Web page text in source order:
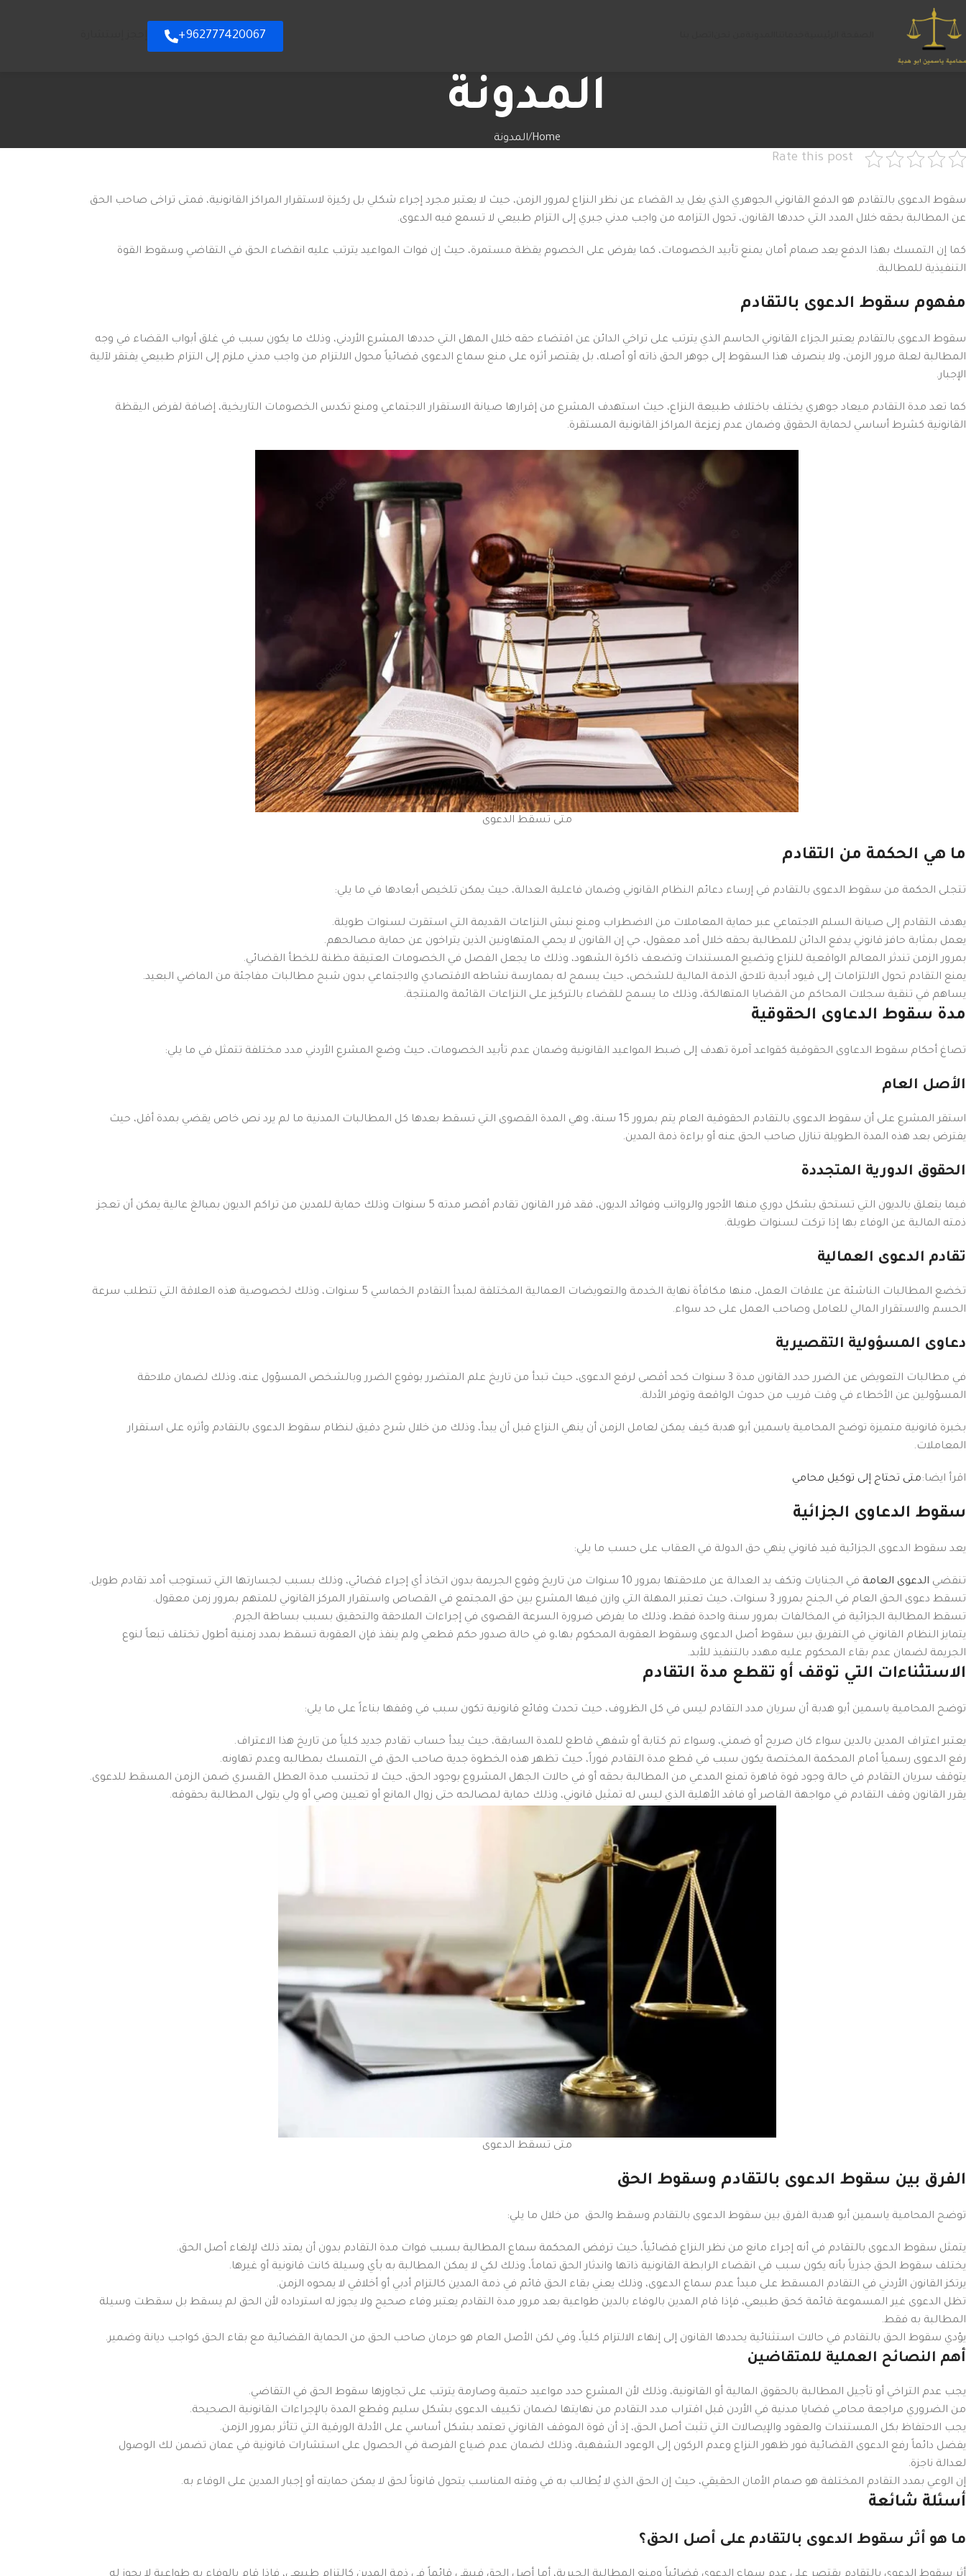
962777420067+
المدونة
Home المدونة
Rate this post
سقوط الدعوى بالتقادم هو الدفع القانوني الجوهري الذي يغل يد القضاء عن نظر النزاع لمرور الزمن، حيث لا يعتبر مجرد إجراء شكلي بل ركيزة لاستقرار المراكز القانونية، فمتى تراخى صاحب الحق
عن المطالبة بحقه خلال المدد التي حددها القانون، تحول التزامه من واجب مدني جبري إلى التزام طبيعي لا تسمع فيه الدعوى.
كما إن التمسك بهذا الدفع يعد صمام أمان يمنع تأبيد الخصومات، كما يفرض على الخصوم يقظة مستمرة، حيث إن فوات المواعيد يترتب عليه انقضاء الحق في التقاضي وسقوط القوة
التنفيذية للمطالبة.
مفهوم سقوط الدعوى بالتقادم
سقوط الدعوى بالتقادم يعتبر الجزاء القانوني الحاسم الذي يترتب على تراخي الدائن عن اقتضاء حقه خلال المهل التي حددها المشرع الأردني، وذلك ما يكون سبب في غلق أبواب القضاء في وجه
المطالبة لعلة مرور الزمن، ولا ينصرف هذا السقوط إلى جوهر الحق ذاته أو أصله، بل يقتصر أثره على منع سماع الدعوى قضائياً محول الالتزام من واجب مدني ملزم إلى التزام طبيعي يفتقر لآلية
الإجبار.
كما تعد مدة التقادم ميعاد جوهري يختلف باختلاف طبيعة النزاع، حيث استهدف المشرع من إقرارها صيانة الاستقرار الاجتماعي ومنع تكدس الخصومات التاريخية، إضافة لفرض اليقظة
القانونية كشرط أساسي لحماية الحقوق وضمان عدم زعزعة المراكز القانونية المستقرة.
متى تسقط الدعوى
ما هي الحكمة من التقادم
تتجلى الحكمة من سقوط الدعوى بالتقادم في إرساء دعائم النظام القانوني وضمان فاعلية العدالة، حيث يمكن تلخيص أبعادها في ما يلي:
يهدف التقادم إلى صيانة السلم الاجتماعي عبر حماية المعاملات من الاضطراب ومنع نبش النزاعات القديمة التي استقرت لسنوات طويلة.
يعمل بمثابة حافز قانوني يدفع الدائن للمطالبة بحقه خلال أمد معقول، حي إن القانون لا يحمي المتهاونين الذين يتراخون عن حماية مصالحهم.
بمرور الزمن تندثر المعالم الواقعية للنزاع وتضيع المستندات وتضعف ذاكرة الشهود، وذلك ما يجعل الفصل في الخصومات العتيقة مظنة للخطأ القضائي.
يمنع التقادم تحول الالتزامات إلى قيود أبدية تلاحق الذمة المالية للشخص، حيث يسمح له بممارسة نشاطه الاقتصادي والاجتماعي بدون شبح مطالبات مفاجئة من الماضي البعيد.
يساهم في تنقية سجلات المحاكم من القضايا المتهالكة، وذلك ما يسمح للقضاء بالتركيز على النزاعات القائمة والمنتجة.
مدة سقوط الدعاوى الحقوقية
تصاغ أحكام سقوط الدعاوى الحقوقية كقواعد آمرة تهدف إلى ضبط المواعيد القانونية وضمان عدم تأبيد الخصومات، حيث وضع المشرع الأردني مدد مختلفة تتمثل في ما يلي:
الأصل العام
استقر المشرع على أن سقوط الدعوى بالتقادم الحقوقية العام يتم بمرور 15 سنة، وهي المدة القصوى التي تسقط بعدها كل المطالبات المدنية ما لم يرد نص خاص يقضي بمدة أقل، حيث
يفترض بعد هذه المدة الطويلة تنازل صاحب الحق عنه أو براءة ذمة المدين.
الحقوق الدورية المتجددة
فيما يتعلق بالديون التي تستحق بشكل دوري منها الأجور والرواتب وفوائد الديون، فقد قرر القانون تقادم أقصر مدته 5 سنوات وذلك حماية للمدين من تراكم الديون بمبالغ عالية يمكن أن تعجز
ذمته المالية عن الوفاء بها إذا تركت لسنوات طويلة.
تقادم الدعوى العمالية
تخضع المطالبات الناشئة عن علاقات العمل، منها مكافأة نهاية الخدمة والتعويضات العمالية المختلفة لمبدأ التقادم الخماسي 5 سنوات، وذلك لخصوصية هذه العلاقة التي تتطلب سرعة
الحسم والاستقرار المالي للعامل وصاحب العمل على حد سواء.
دعاوى المسؤولية التقصيرية
في مطالبات التعويض عن الضرر حدد القانون مدة 3 سنوات كحد أقصى لرفع الدعوى، حيث تبدأ من تاريخ علم المتضرر بوقوع الضرر وبالشخص المسؤول عنه، وذلك لضمان ملاحقة
المسؤولين عن الأخطاء في وقت قريب من حدوث الواقعة وتوفر الأدلة.
بخبرة قانونية متميزة توضح المحامية ياسمين أبو هدبة كيف يمكن لعامل الزمن أن ينهي النزاع قبل أن يبدأ، وذلك من خلال شرح دقيق لنظام سقوط الدعوى بالتقادم وأثره على استقرار
المعاملات.
اقرأ ايضا:متى تحتاج إلى توكيل محامي
سقوط الدعاوى الجزائية
يعد سقوط الدعوى الجزائية قيد قانوني ينهي حق الدولة في العقاب على حسب ما يلي:
تنقضي الدعوى العامة في الجنايات وتكف يد العدالة عن ملاحقتها بمرور 10 سنوات من تاريخ وقوع الجريمة بدون اتخاذ أي إجراء قضائي، وذلك بسبب لجسارتها التي تستوجب أمد تقادم طويل.
تسقط دعوى الحق العام في الجنح بمرور 3 سنوات، حيث تعتبر المهلة التي وازن فيها المشرع بين حق المجتمع في القصاص واستقرار المركز القانوني للمتهم بمرور زمن معقول.
تسقط المطالبة الجزائية في المخالفات بمرور سنة واحدة فقط، وذلك ما يفرض ضرورة السرعة القصوى في إجراءات الملاحقة والتحقيق بسبب بساطة الجرم.
يتمايز النظام القانوني في التفريق بين سقوط أصل الدعوى وسقوط العقوبة المحكوم بها،و في حالة صدور حكم قطعي ولم ينفذ فإن العقوبة تسقط بمدد زمنية أطول تختلف تبعاً لنوع
الجريمة لضمان عدم بقاء المحكوم عليه مهدد بالتنفيذ للأبد.
الاستثناءات التي توقف أو تقطع مدة التقادم
توضح المحامية ياسمين أبو هدبة أن سريان مدد التقادم ليس في كل الظروف، حيث تحدث وقائع قانونية تكون سبب في وقفها بناءاً على ما يلي:
يعتبر اعتراف المدين بالدين سواء كان صريح أو ضمني، وسواء تم كتابة أو شفهي قاطع للمدة السابقة، حيث يبدأ حساب تقادم جديد كلياً من تاريخ هذا الاعتراف.
رفع الدعوى رسمياً أمام المحكمة المختصة يكون سبب في قطع مدة التقادم فوراً، حيث تظهر هذه الخطوة جدية صاحب الحق في التمسك بمطالبه وعدم تهاونه.
يتوقف سريان التقادم في حالة وجود قوة قاهرة تمنع المدعي من المطالبة بحقه أو في حالات الجهل المشروع بوجود الحق، حيث لا تحتسب مدة العطل القسري ضمن الزمن المسقط للدعوى.
يقرر القانون وقف التقادم في مواجهة القاصر أو فاقد الأهلية الذي ليس له تمثيل قانوني، وذلك حماية لمصالحه حتى زوال المانع أو تعيين وصي أو ولي يتولى المطالبة بحقوقه.
متى تسقط الدعوى
الفرق بين سقوط الدعوى بالتقادم وسقوط الحق
توضح المحامية ياسمين أبو هدبة الفرق بين سقوط الدعوى بالتقادم وسقط والحق من خلال ما يلي:
يتمثل سقوط الدعوى بالتقادم في أنه إجراء مانع من نظر النزاع قضائياً، حيث ترفض المحكمة سماع المطالبة بسبب فوات مدة التقادم بدون أن يمتد ذلك لإلغاء أصل الحق.
يختلف سقوط الحق جذرياً بأنه يكون سبب في انقضاء الرابطة القانونية ذاتها واندثار الحق تماماً، وذلك لكي لا يمكن المطالبة به بأي وسيلة كانت قانونية أو غيرها.
يرتكز القانون الأردني في التقادم المسقط على مبدأ عدم سماع الدعوى، وذلك يعني بقاء الحق قائم في ذمة المدين كالتزام أدبي أو أخلاقي لا يمحوه الزمن.
تظل الدعوى غير المسموعة قائمة كحق طبيعي، فإذا قام المدين بالوفاء بالدين طواعية بعد مرور مدة التقادم يعتبر وفاء صحيح ولا يجوز له استرداده لأن الحق لم يسقط بل سقطت وسيلة
المطالبة به فقط.
يؤدي سقوط الحق بالتقادم في حالات استثنائية يحددها القانون إلى إنهاء الالتزام كلياً، وفي لكن الأصل العام هو حرمان صاحب الحق من الحماية القضائية مع بقاء الحق كواجب ديانة وضمير.
أهم النصائح العملية للمتقاضين
يجب عدم التراخي أو تأجيل المطالبة بالحقوق المالية أو القانونية، وذلك لأن المشرع حدد مواعيد حتمية وصارمة يترتب على تجاوزها سقوط الحق في التقاضي.
من الضروري مراجعة محامي قضايا مدنية في الأردن قبل اقتراب مدد التقادم من نهايتها لضمان تكييف الدعوى بشكل سليم وقطع المدة بالإجراءات القانونية الصحيحة.
يجب الاحتفاظ بكل المستندات والعقود والإيصالات التي تثبت أصل الحق، إذ أن قوة الموقف القانوني تعتمد بشكل أساسي على الأدلة الورقية التي تتأثر بمرور الزمن.
يفضل دائماً رفع الدعوى القضائية فور ظهور النزاع وعدم الركون إلى الوعود الشفهية، وذلك لضمان عدم ضياع الفرصة في الحصول على استشارات قانونية في عمان تضمن لك الوصول
لعدالة ناجزة.
إن الوعي بمدد التقادم المختلفة هو صمام الأمان الحقيقي، حيث إن الحق الذي لا يُطالب به في وقته المناسب يتحول قانوناً لحق لا يمكن حمايته أو إجبار المدين على الوفاء به.
أسئلة شائعة
ما هو أثر سقوط الدعوى بالتقادم على أصل الحق؟
Facebook
YouTube